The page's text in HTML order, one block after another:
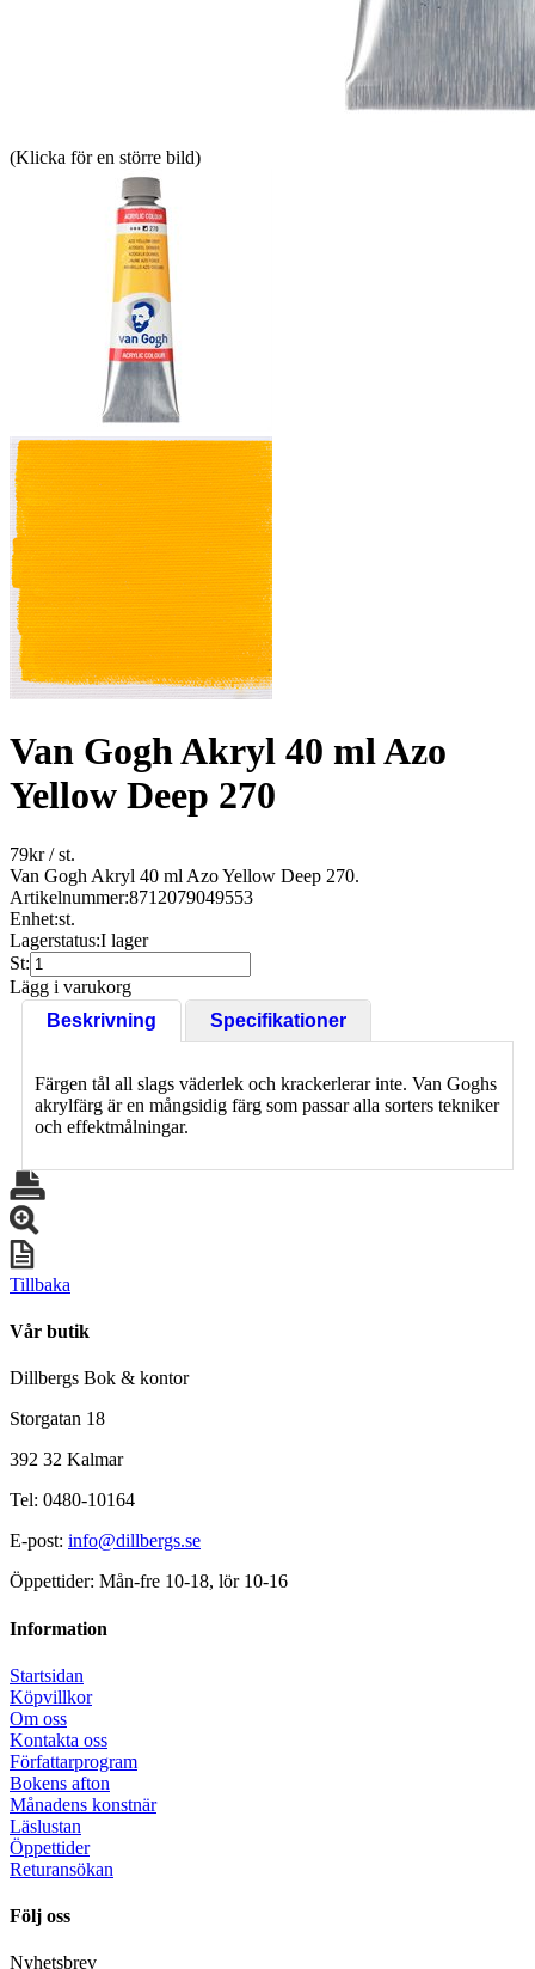
(Klicka för en större bild)
Van Gogh Akryl 40 ml Azo
Yellow Deep 270
79kr/ st.
Van Gogh Akryl 40 ml Azo Yellow Deep 270.
Artikelnummer:8712079049553
Enhet:st.
Lagerstatus:I lager
St:
Lägg i varukorg
Beskrivning
Specifikationer
Färgen tål all slags väderlek och krackerlerar inte. Van Goghs
akrylfärg är en mångsidig färg som passar alla sorters tekniker
och effektmålningar.
Tillbaka
Vår butik
Dillbergs Bok & kontor
Storgatan 18
392 32 Kalmar
Tel: 0480-10164
E-post: info@dillbergs.se
Öppettider: Mån-fre 10-18, lör 10-16
Information
Startsidan
Köpvillkor
Om oss
Kontakta oss
Författarprogram
Bokens afton
Månadens konstnär
Läslustan
Öppettider
Returansökan
Följ oss
Nyhetsbrev